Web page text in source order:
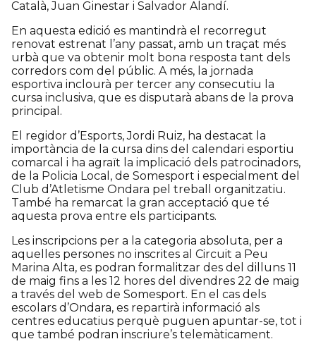
Català, Juan Ginestar i Salvador Alandí.
En aquesta edició es mantindrà el recorregut
renovat estrenat l’any passat, amb un traçat més
urbà que va obtenir molt bona resposta tant dels
corredors com del públic. A més, la jornada
esportiva inclourà per tercer any consecutiu la
cursa inclusiva, que es disputarà abans de la prova
principal.
El regidor d’Esports, Jordi Ruiz, ha destacat la
importància de la cursa dins del calendari esportiu
comarcal i ha agraït la implicació dels patrocinadors,
de la Policia Local, de Somesport i especialment del
Club d’Atletisme Ondara pel treball organitzatiu.
També ha remarcat la gran acceptació que té
aquesta prova entre els participants.
Les inscripcions per a la categoria absoluta, per a
aquelles persones no inscrites al Circuit a Peu
Marina Alta, es podran formalitzar des del dilluns 11
de maig fins a les 12 hores del divendres 22 de maig
a través del web de Somesport. En el cas dels
escolars d’Ondara, es repartirà informació als
centres educatius perquè puguen apuntar-se, tot i
que també podran inscriure’s telemàticament.